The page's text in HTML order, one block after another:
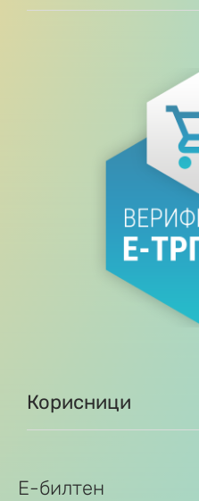
Корисници
Е-билтен